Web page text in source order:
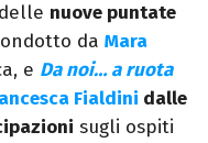
nuove puntate
da Mara
e Da noi… a ruota
Fialdini dalle
sugli ospiti